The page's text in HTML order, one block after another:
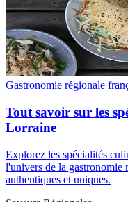
Gastronomie régionale
Tout savoir sur les
Lorraine
Explorez les spécialités
l'univers de la gastronomie
authentiques et uniques.